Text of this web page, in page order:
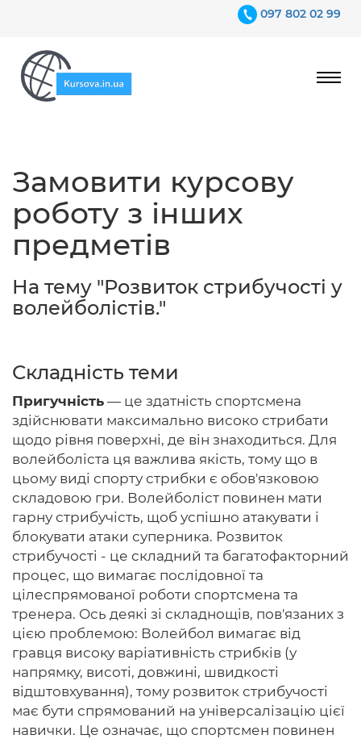
097 802 02 99
Замовити курсову
роботу з інших
предметів
На тему "Розвиток стрибучості у
волейболістів."
Складність теми
Пригучність — це здатність спортсмена
здійснювати максимально високо стрибати
щодо рівня поверхні, де він знаходиться. Для
волейболіста ця важлива якість, тому що в
цьому виді спорту стрибки є обов'язковою
складовою гри. Волейболіст повинен мати
гарну стрибучість, щоб успішно атакувати і
блокувати атаки суперника. Розвиток
стрибучості - це складний та багатофакторний
процес, що вимагає послідовної та
цілеспрямованої роботи спортсмена та
тренера. Ось деякі зі складнощів, пов'язаних з
цією проблемою: Волейбол вимагає від
гравця високу варіативність стрибків (у
напрямку, висоті, довжині, швидкості
відштовхування), тому розвиток стрибучості
має бути спрямований на універсалізацію цієї
навички. Це означає, що спортсмен повинен
Гарантії
Відгуки
Контакти
Головна
Авторам
Умови
Вхiд